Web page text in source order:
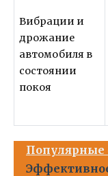
Вибрации и
дрожание
автомобиля в
состоянии
покоя
Популярные